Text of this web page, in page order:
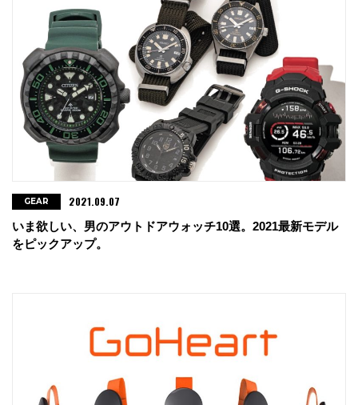
いま欲しい、男のアウトドアウォッチ10選。2021最新モデル
をピックアップ。
GEAR 2021.09.07